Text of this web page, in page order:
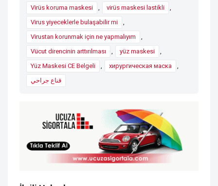
Virüs koruma maskesi
virüs maskesi lastikli
Virus yiyeceklerle bulaşabilir mi
Virustan korunmak için ne yapmalıyım
Vücut direncinin arttırılması
yüz maskesi
Yüz Maskesi CE Belgeli
хирургическая маска
قناع جراحي